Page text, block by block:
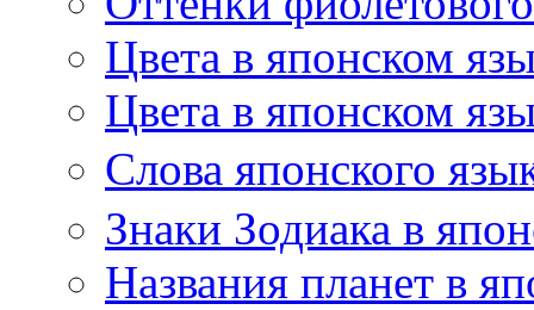
Цвета в японском
Цвета в японском
Слова японского
Знаки Зодиака в
Названия планет в